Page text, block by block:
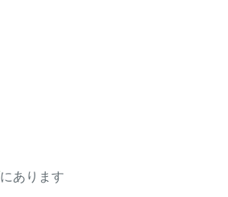
にあります